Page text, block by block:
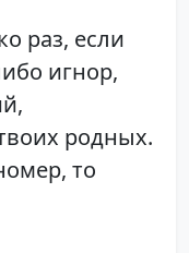
раз, если
игнор,
родных.
то